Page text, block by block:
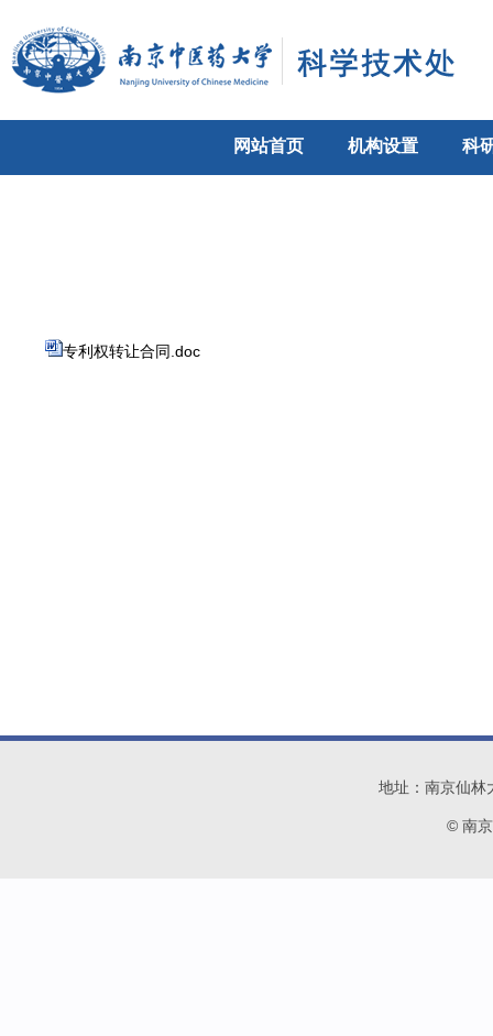
网站首页 机构设置 科
专利权转让合同.doc
地址：南京仙林
© 南